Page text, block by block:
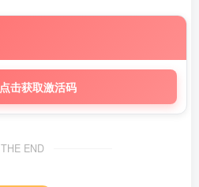
点击获取激活码
THE END